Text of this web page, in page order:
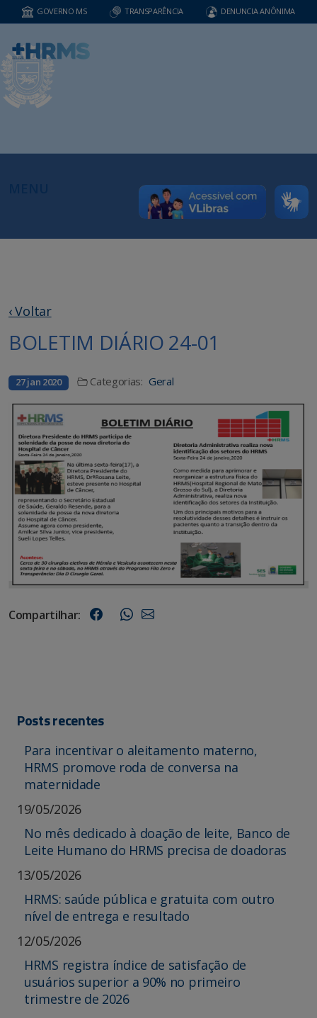
GOVERNO MS TRANSPARÊNCIA DENUNCIA ANÔNIMA
‹ Voltar
BOLETIM DIÁRIO 24-01
27 jan 2020 Categorias: Geral
Compartilhar:
Posts recentes
Para incentivar o aleitamento materno,
HRMS promove roda de conversa na
maternidade
19/05/2026
No mês dedicado à doação de leite, Banco de
Leite Humano do HRMS precisa de doadoras
13/05/2026
HRMS: saúde pública e gratuita com outro
nível de entrega e resultado
12/05/2026
HRMS registra índice de satisfação de
usuários superior a 90% no primeiro
trimestre de 2026